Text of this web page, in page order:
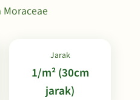
Moraceae
Jarak
1/m² (30cm
jarak)